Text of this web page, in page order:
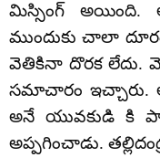
మిస్సింగ్ అయింది.
ముందుకు చాలా
వెతికినా దొరక లేదు.
సమాచారం ఇచ్చారు.
అనే యువకుడి కి
అప్పగించాడు.